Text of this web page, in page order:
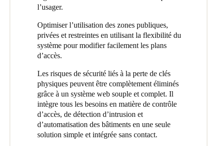
centralisée. »
M. Zoons sait par expérience que la gestion des clés physiques
demande beaucoup de temps et d’organisation. « Il existe
plusieurs sites et nous ne pouvons pas toujours être présents
partout pour délivrer des clés, explique-t-il. La création et la
solution numérique prend moins de temps, est plus facile à gérer
et donc plus sûre. »
de l’endroit, les usagers, les visiteurs et/ou les membres de la
famille peuvent également disposer d’un médaillon. »
Comme l’institution de santé Lyvore utilisait déjà la technologie
d’accès intelligente SALTO, De Brug a pu mettre en place son
propre cloisonnement pour Beukenstein au sein de son
dans la gestion du système de contrôle d’accès et le gère
désormais de manière totalement autonome. Outre la facilité
d’attribution des droits d’accès, le logiciel de gestion SALTO
ProAccess Space offre d’autres avantages à l’entreprise. Par
exemple, l’environnement reste toujours à jour.
« Les lecteurs muraux on-line situés aux entrées modifient
automatiquement les niveaux d’accès des usagers et du
l’usager.
Optimiser l’utilisation des zones publiques,
privées et restreintes en utilisant la flexibilité du
système pour modifier facilement les plans
d’accès.
Les risques de sécurité liés à la perte de clés
physiques peuvent être complètement éliminés
grâce à un système web souple et complet. Il
intègre tous les besoins en matière de contrôle
d’accès, de détection d’intrusion et
d’automatisation des bâtiments en une seule
solution simple et intégrée sans contact.